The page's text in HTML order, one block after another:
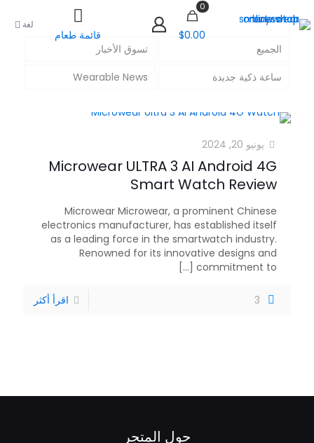
0
$0.00 قائمة طعام
لغة
الجميع
تسوق الأخبار
ساعة ذكية جديدة
Wearable News
يونيو 20, 2024
Microwear ULTRA 3 AI Android 4G
Smart Watch Review
Microwear Microwear, a prominent Chinese
electronics manufacturer, has established itself
as a leading force in the smartwatch industry.
Renowned for its innovative designs and
commitment to
[...]
3 اقرأ أكثر
حول المتجر